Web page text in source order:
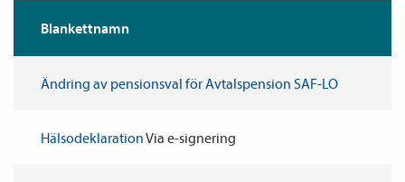
Blankettnamn
Ändring av pensions­val för Avtals­pension SAF-LO
HälsodeklarationVia e-signering